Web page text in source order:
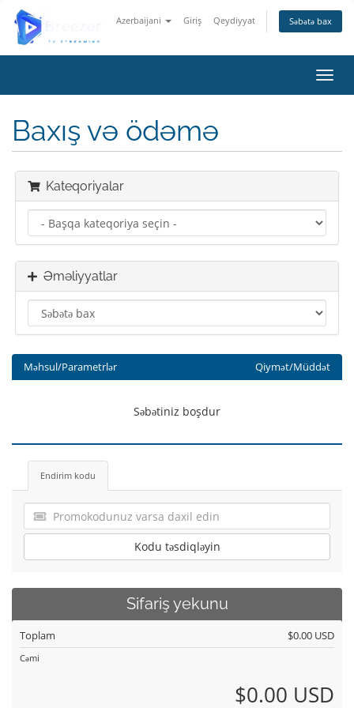
Azerbaijani Giriş Qeydiyyat Səbətə bax
Baxış və ödəmə
Kateqoriyalar
Əməliyyatlar
Məhsul/Parametrlər Qiymət/Müddət
Səbətiniz boşdur
Endirim kodu
Kodu təsdiqləyin
Sifariş yekunu
Toplam $0.00 USD
Cəmi
$0.00 USD